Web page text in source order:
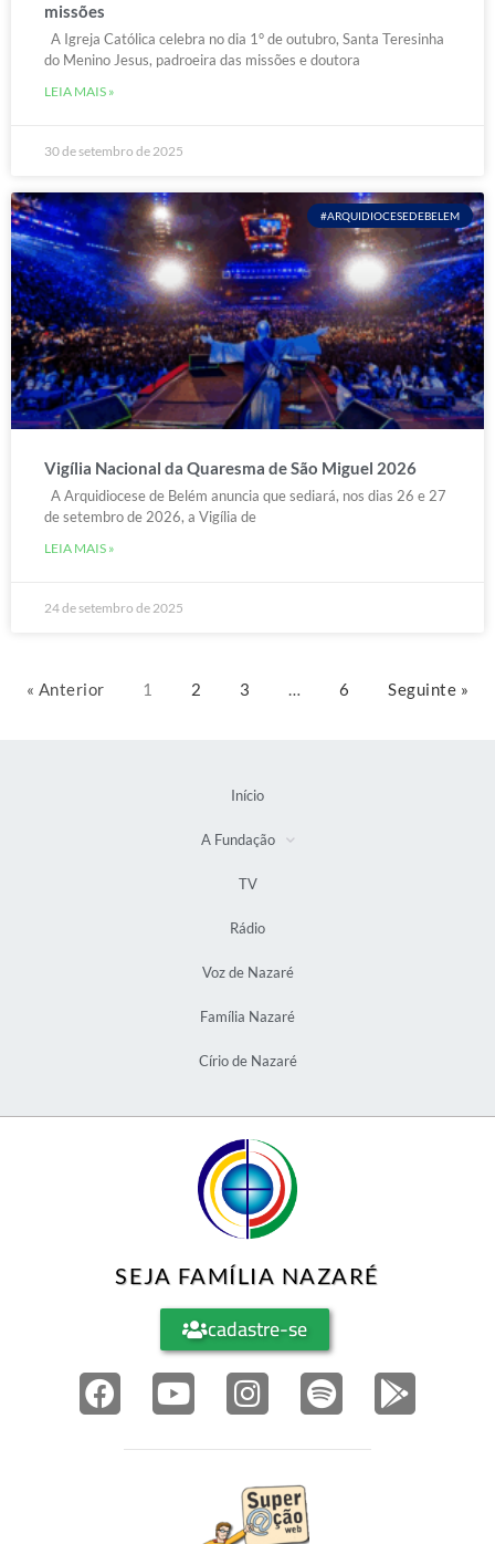
missões
A Igreja Católica celebra no dia 1° de outubro, Santa Teresinha
do Menino Jesus, padroeira das missões e doutora
LEIA MAIS »
30 de setembro de 2025
#ARQUIDIOCESEDEBELEM
Vigília Nacional da Quaresma de São Miguel 2026
A Arquidiocese de Belém anuncia que sediará, nos dias 26 e 27
de setembro de 2026, a Vigília de
LEIA MAIS »
24 de setembro de 2025
« Anterior 1 2 3 … 6 Seguinte »
Início
A Fundação
TV
Rádio
Voz de Nazaré
Família Nazaré
Círio de Nazaré
SEJA FAMÍLIA NAZARÉ
cadastre-se